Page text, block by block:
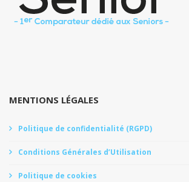
MENTIONS LÉGALES
Politique de confidentialité (RGPD)
Conditions Générales d’Utilisation
Politique de cookies